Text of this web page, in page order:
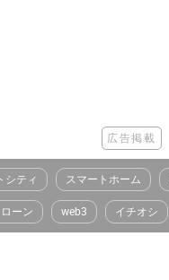
広告掲載
シティ スマートホーム
ローン web3 イチオシ